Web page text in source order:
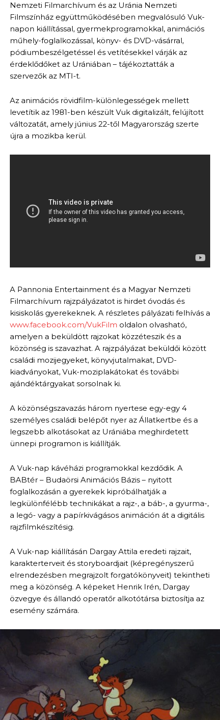
Nemzeti Filmarchívum és az Uránia Nemzeti
Filmszínház együttműködésében megvalósuló Vuk-
napon kiállítással, gyermekprogramokkal, animációs
műhely-foglalkozással, könyv- és DVD-vásárral,
pódiumbeszélgetéssel és vetítésekkel várják az
érdeklődőket az Urániában – tájékoztatták a
szervezők az MTI-t.
Az animációs rövidfilm-különlegességek mellett
levetítik az 1981-ben készült Vuk digitalizált, felújított
változatát, amely június 22-től Magyarország szerte
újra a mozikba kerül.
A Pannonia Entertainment és a Magyar Nemzeti
Filmarchívum rajzpályázatot is hirdet óvodás és
kisiskolás gyerekeknek. A részletes pályázati felhívás a
www.facebook.com/VukFilm oldalon olvasható,
amelyen a beküldött rajzokat közzéteszik és a
közönség is szavazhat. A rajzpályázat beküldői között
családi mozijegyeket, könyvjutalmakat, DVD-
kiadványokat, Vuk-moziplakátokat és további
ajándéktárgyakat sorsolnak ki.
A közönségszavazás három nyertese egy-egy 4
személyes családi belépőt nyer az Állatkertbe és a
legszebb alkotásokat az Urániába meghirdetett
ünnepi programon is kiállítják.
A Vuk-nap kávéházi programokkal kezdődik. A
BABtér – Budaörsi Animációs Bázis – nyitott
foglalkozásán a gyerekek kipróbálhatják a
legkülönfélébb technikákat a rajz-, a báb-, a gyurma-,
a legó- vagy a papírkivágásos animáción át a digitális
rajzfilmkészítésig.
A Vuk-nap kiállításán Dargay Attila eredeti rajzait,
karakterterveit és storyboardjait (képregényszerű
elrendezésben megrajzolt forgatókönyveit) tekintheti
meg a közönség. A képeket Henrik Irén, Dargay
özvegye és állandó operatőr alkotótársa biztosítja az
esemény számára.